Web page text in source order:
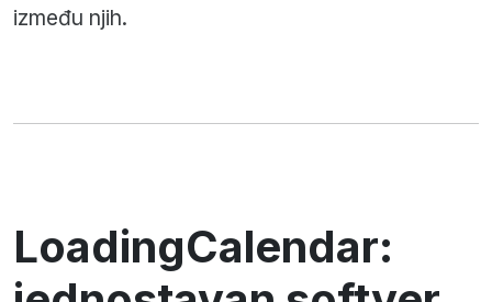
između njih.
LoadingCalendar: